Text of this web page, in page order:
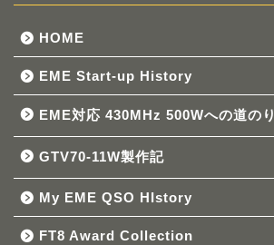
HOME
EME Start-up History
EME対応 430MHz 500Wへの道のり
GTV70-11W製作記
My EME QSO HIstory
FT8 Award Collection